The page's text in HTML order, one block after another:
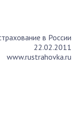
в России
22.02.2011
www.rustrahovka.ru